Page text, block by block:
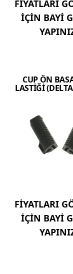
FİYATLARI
İÇİN BAYİ
CUP ÖN
LASTİĞİ
FİYATLARI
İÇİN BAYİ